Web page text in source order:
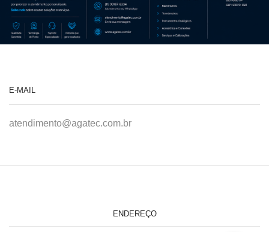
E-MAIL
atendimento@agatec.com.br
ENDEREÇO